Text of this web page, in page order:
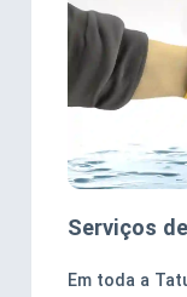
Serviços
Em toda a